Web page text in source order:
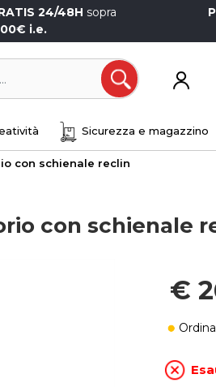
24/48H sopra
i.e.
Sicurezza e magazzino
con schienale reclin
con schienale
€